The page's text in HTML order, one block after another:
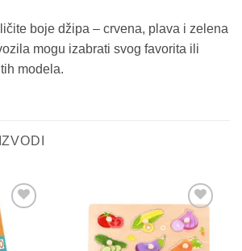
boje džipa – crvena, plava i zelena
mogu izabrati svog favorita ili
modela.
Sačuvaj
proizvod